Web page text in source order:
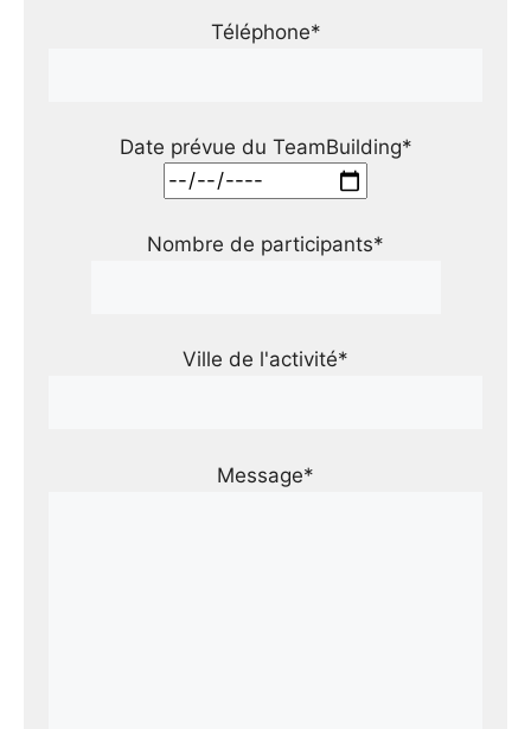
Téléphone*
Date prévue du TeamBuilding*
Nombre de participants*
Ville de l'activité*
Message*